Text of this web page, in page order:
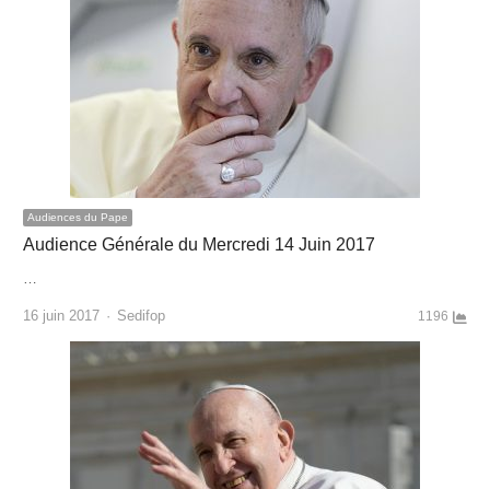
Audiences du Pape
Audience Générale du Mercredi 14 Juin 2017
16 juin 2017 Author
Sedifop 1196